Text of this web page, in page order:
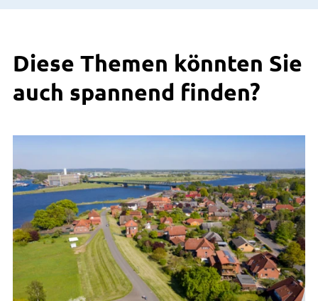
Diese Themen könnten Sie
auch spannend finden?